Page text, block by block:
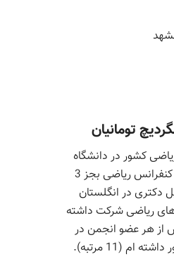
تومانیان
کشور در دانشگاه
شیراز تا پنجاهمین کنفرانس ریاضی بجز 3
دکتری در انگلستان
ریاضی شرکت داشته
از هر عضو انجمن در
ام (11 مرتبه).